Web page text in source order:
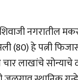
नगरातील
हे पत्नी
चार लाखांचे